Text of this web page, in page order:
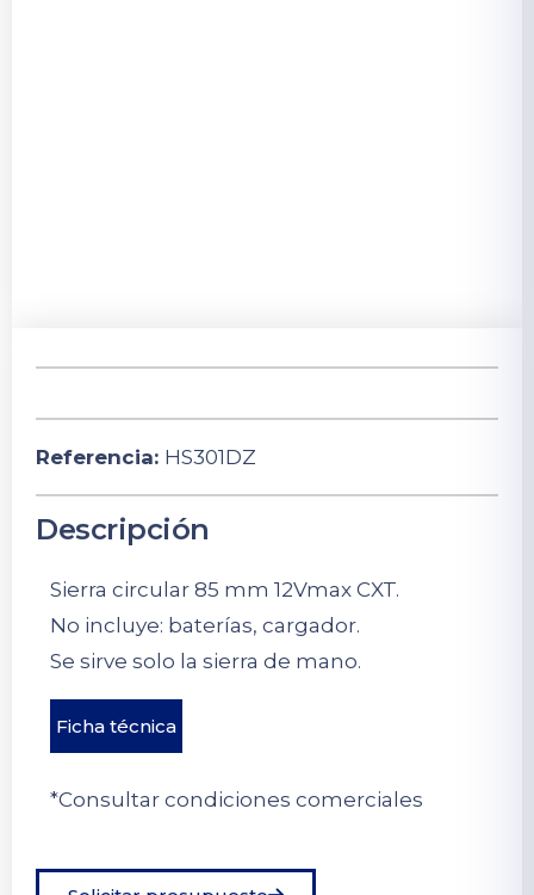
Referencia: HS301DZ
Descripción
Sierra circular 85 mm 12Vmax CXT.
No incluye: baterías, cargador.
Se sirve solo la sierra de mano.
Ficha técnica
*Consultar condiciones comerciales